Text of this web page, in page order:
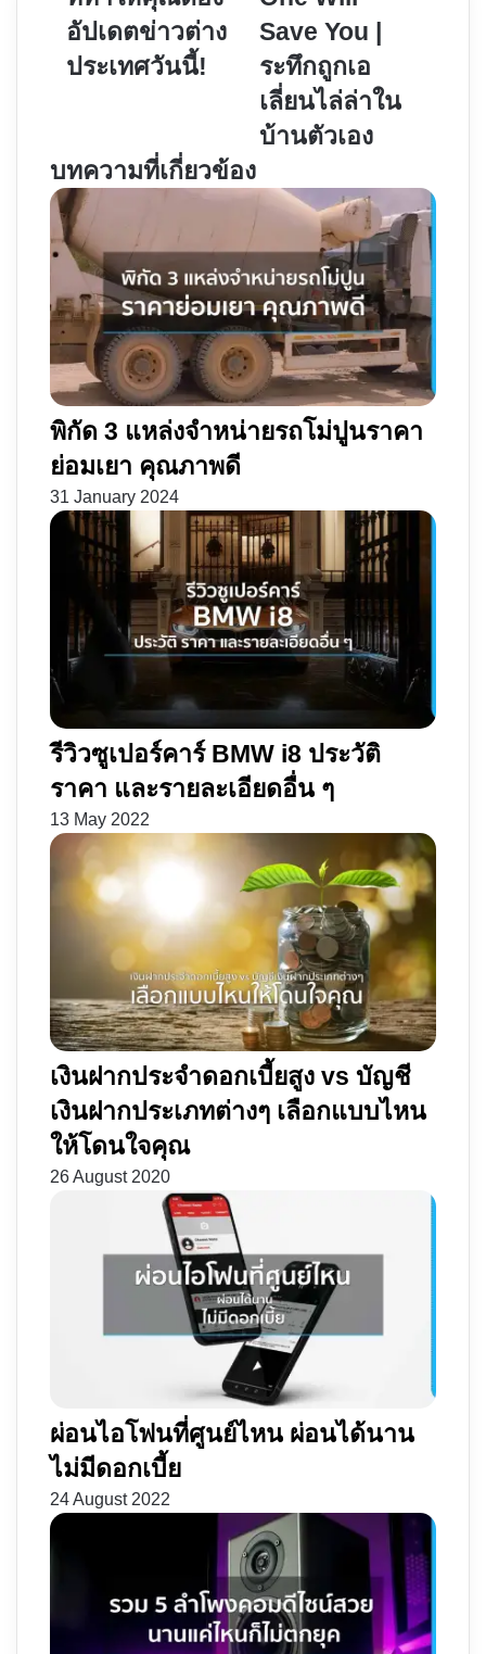
สำคัญ
ที่
ทำให้
ข่าว
ต่าง
ประเทศ
วัน
อัปเดตข่าวต่าง
ประเทศวันนี้!
No
One
Will
Save
You
เลี่ยน
ไล่
ล่า
ใน
บ้าน
ตัว
Save You |
ระทึกถูกเอ
เลี่ยนไล่ล่าใน
บ้านตัวเอง
บทความที่เกี่ยวข้อง
พิกัด 3 แหล่งจำหน่ายรถโม่ปูนราคา
ย่อมเยา คุณภาพดี
31 January 2024
รีวิวซูเปอร์คาร์ BMW i8 ประวัติ
ราคา และรายละเอียดอื่น ๆ
13 May 2022
เงินฝากประจำดอกเบี้ยสูง vs บัญชี
เงินฝากประเภทต่างๆ เลือกแบบไหน
ให้โดนใจคุณ
26 August 2020
ผ่อนไอโฟนที่ศูนย์ไหน ผ่อนได้นาน
ไม่มีดอกเบี้ย
24 August 2022